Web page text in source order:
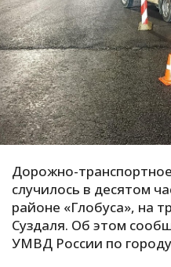
Е
И
К
Дорожно-
случилось в десятом
районе «Глобуса», на
Суздаля. Об этом
УМВД России по